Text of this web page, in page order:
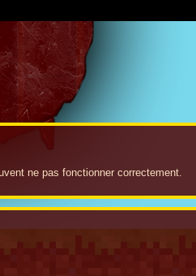
ne pas fonctionner correctement.